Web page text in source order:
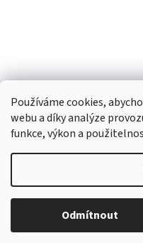
Používáme cookies,
webu a díky analýze
funkce, výkon a
Odmítnout